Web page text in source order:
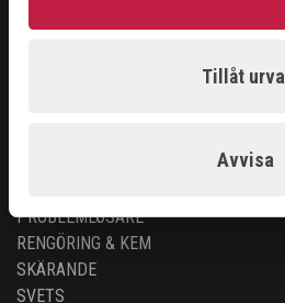
Tillåt urval
Avvisa
PROBLEMLÖSARE
RENGÖRING & KEM
SKÄRANDE
SVETS